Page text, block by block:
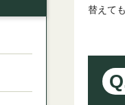
替えて